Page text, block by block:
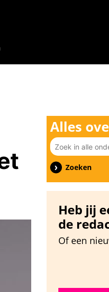
Alles
Zoeken
Heb jij
de
Of een